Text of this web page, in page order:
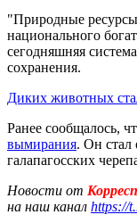
"Природные
национального
сегодняшняя
сохранения.
Диких животных
Ранее сообщалось,
вымирания. Он стал
галапагосских
Новости от
на наш канал https://